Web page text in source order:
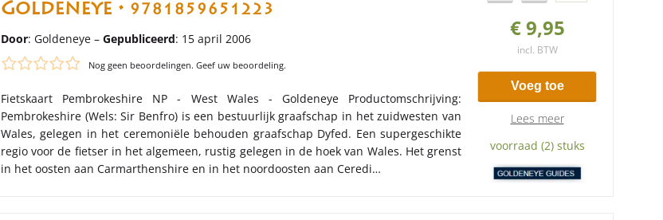
€ 9,95
incl. BTW
Voeg toe
Lees meer
voorraad (2) stuks
Goldeneye • 9781859651223
Door: Goldeneye – Gepubliceerd: 15 april 2006
Nog geen beoordelingen. Geef uw beoordeling.
Fietskaart Pembrokeshire NP - West Wales - Goldeneye Productomschrijving:
Pembrokeshire (Wels: Sir Benfro) is een bestuurlijk graafschap in het zuidwesten van
Wales, gelegen in het ceremoniële behouden graafschap Dyfed. Een supergeschikte
regio voor de fietser in het algemeen, rustig gelegen in de hoek van Wales. Het grenst
in het oosten aan Carmarthenshire en in het noordoosten aan Ceredi…